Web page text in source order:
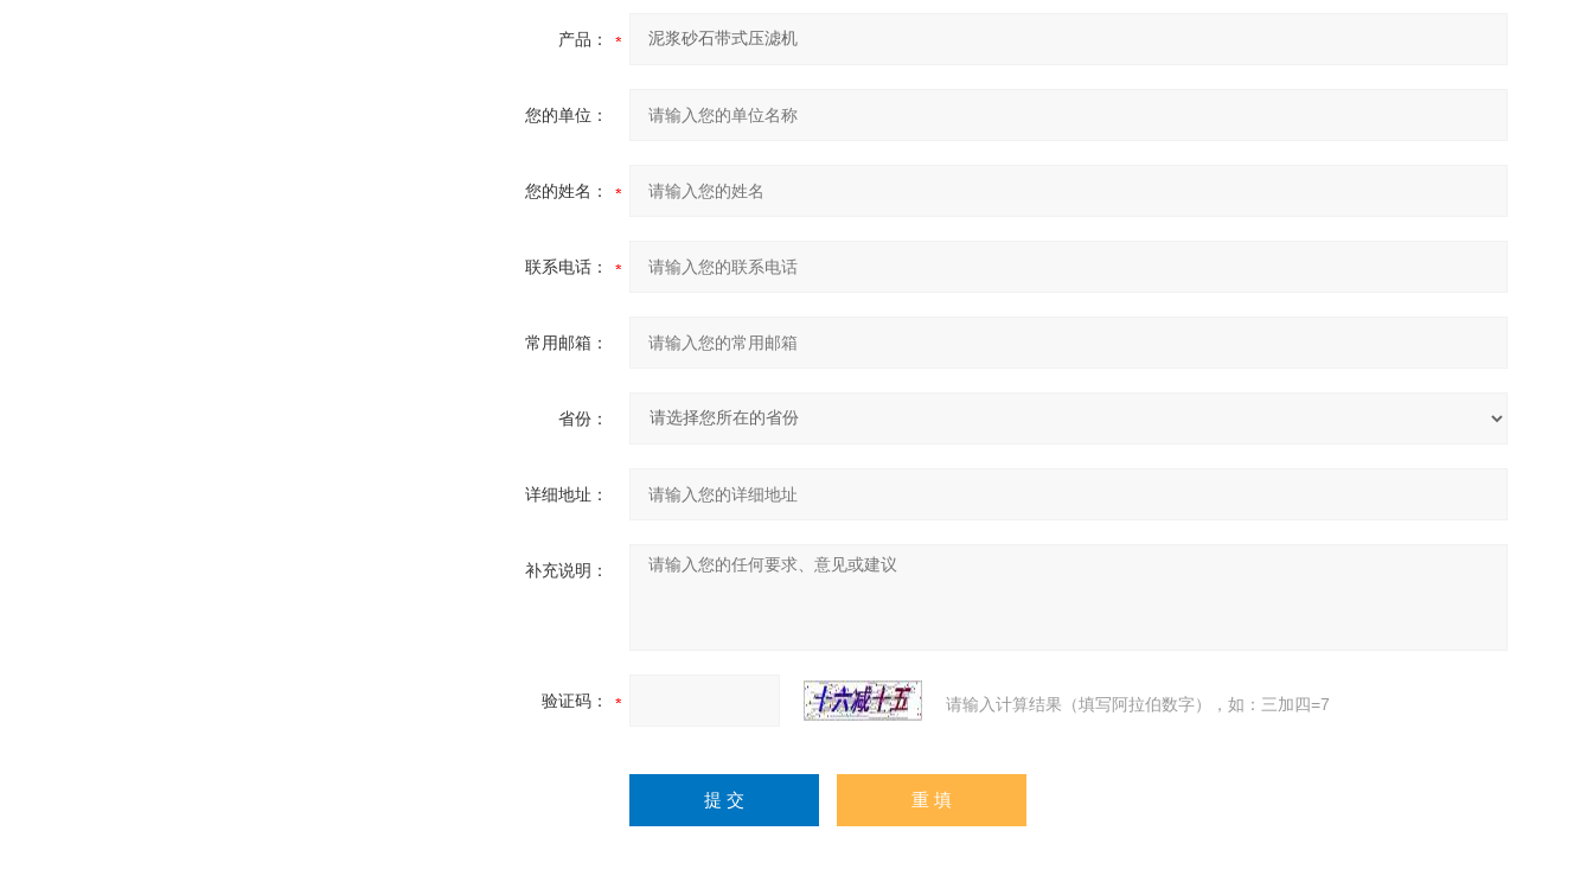
产品：
您的单位：
您的姓名：
联系电话：
常用邮箱：
省份：
详细地址：
补充说明：
验证码： 请输入计算结果（填写阿拉伯数字），如：三加四=7